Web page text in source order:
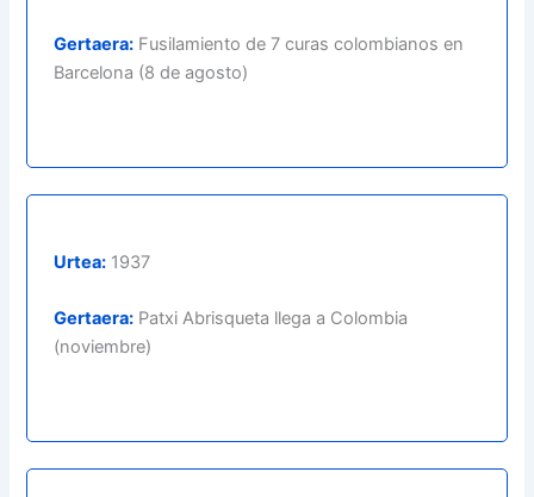
Gertaera: Fusilamiento de 7 curas colombianos en
Barcelona (8 de agosto)
Urtea: 1937
Gertaera: Patxi Abrisqueta llega a Colombia
(noviembre)